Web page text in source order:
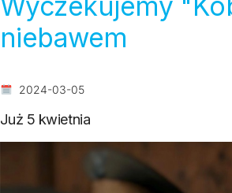
niebawem
2024-03-05
Już 5 kwietnia